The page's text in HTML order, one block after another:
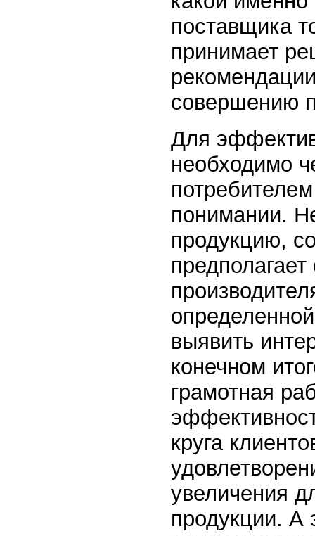
поставщика
принимает
совершению
Для
необходимо
понимании.
продукцию,
выявить
конечном
грамотная
круга
увеличения
продукции. А